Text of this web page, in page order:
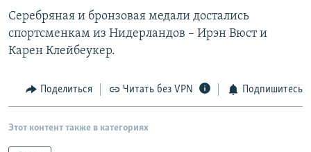
СИБИРЬ.РЕАЛИИ
РАСПИСАНИЕ ВЕЩАНИЯ
СОЦИАЛЬНЫЕ СЕТИ
Серебряная и бронзовая медали достались
спортсменкам из Нидерландов – Ирэн Вюст и
Карен Клейбеукер.
Поделиться Читать без VPN Подпишитесь
Этот контент также в категориях